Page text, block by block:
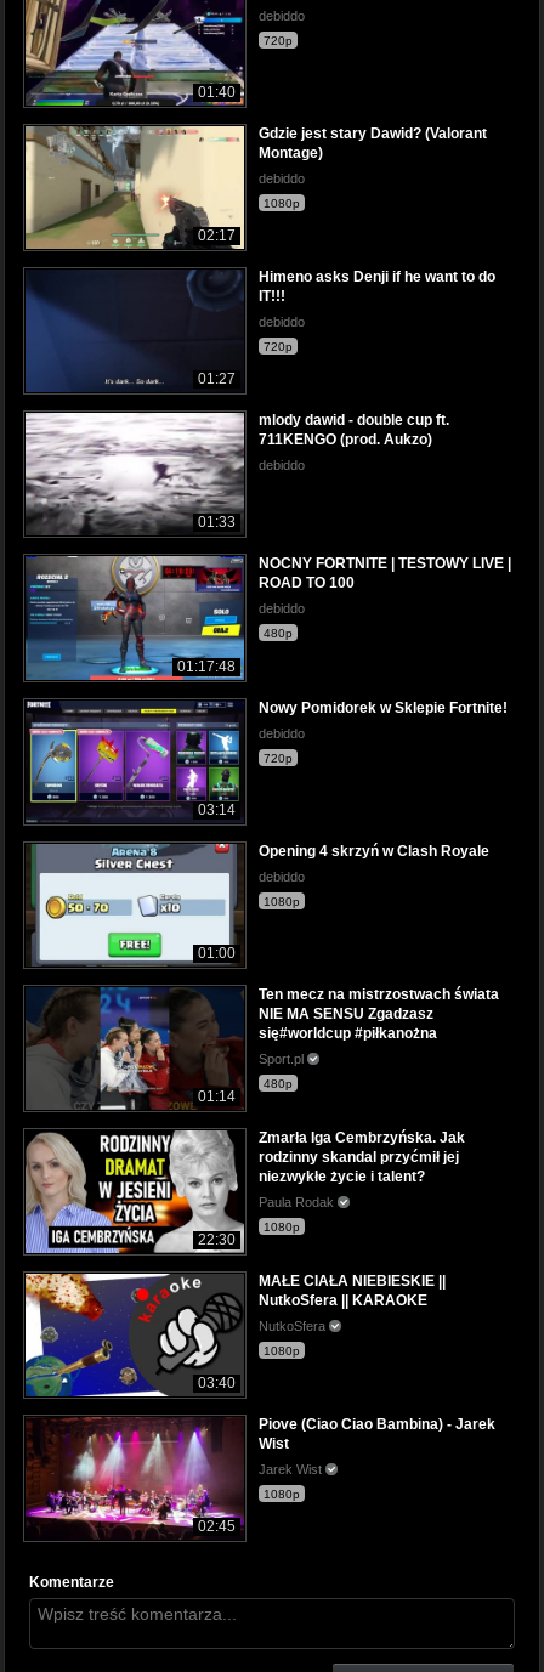
01:40
debiddo
720p
02:17
Gdzie jest stary Dawid? (Valorant
Montage)
debiddo
1080p
01:27
Himeno asks Denji if he want to do
IT!!!
debiddo
720p
01:33
mlody dawid - double cup ft.
711KENGO (prod. Aukzo)
debiddo
01:17:48
NOCNY FORTNITE | TESTOWY LIVE |
ROAD TO 100
debiddo
480p
03:14
Nowy Pomidorek w Sklepie Fortnite!
debiddo
720p
01:00
Opening 4 skrzyń w Clash Royale
debiddo
1080p
01:14
Ten mecz na mistrzostwach świata
NIE MA SENSU Zgadzasz
się#worldcup #piłkanożna
Sport.pl
480p
22:30
Zmarła Iga Cembrzyńska. Jak
rodzinny skandal przyćmił jej
niezwykłe życie i talent?
Paula Rodak
1080p
03:40
MAŁE CIAŁA NIEBIESKIE ||
NutkoSfera || KARAOKE
NutkoSfera
1080p
02:45
Piove (Ciao Ciao Bambina) - Jarek
Wist
Jarek Wist
1080p
Komentarze